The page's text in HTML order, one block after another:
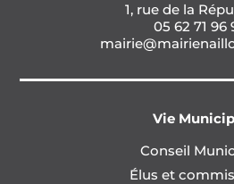
1, rue de la
05 62 71 96
Vie
Conseil
Élus et